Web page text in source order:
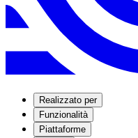
Realizzato per
Funzionalità
Piattaforme